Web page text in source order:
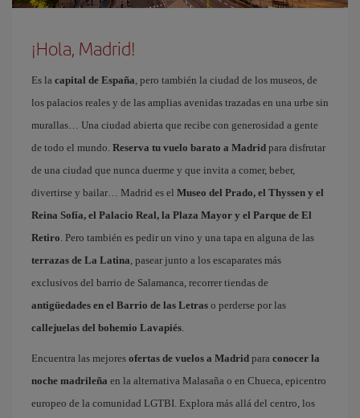
¡Hola, Madrid!
Es la capital de España, pero también la ciudad de los museos, de
los palacios reales y de las amplias avenidas trazadas en una urbe sin
murallas… Una ciudad abierta que recibe con generosidad a gente
de todo el mundo. Reserva tu vuelo barato a Madrid para disfrutar
de una ciudad que nunca duerme y que invita a comer, beber,
divertirse y bailar… Madrid es el Museo del Prado, el Thyssen y el
Reina Sofía, el Palacio Real, la Plaza Mayor y el Parque de El
Retiro. Pero también es pedir un vino y una tapa en alguna de las
terrazas de La Latina, pasear junto a los escaparates más
exclusivos del barrio de Salamanca, recorrer tiendas de
antigüedades en el Barrio de las Letras o perderse por las
callejuelas del bohemio Lavapiés.
Encuentra las mejores ofertas de vuelos a Madrid para conocer la
noche madrileña en la alternativa Malasaña o en Chueca, epicentro
europeo de la comunidad LGTBI. Explora más allá del centro, los